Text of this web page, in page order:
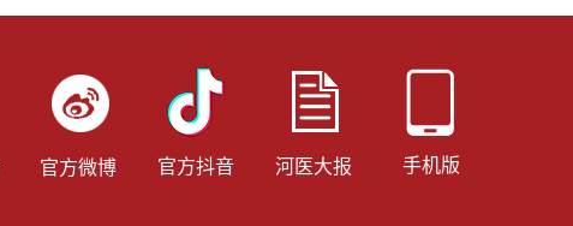
官方微博 官方抖音 河医大报 手机版